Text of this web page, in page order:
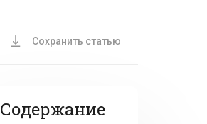
Сохранить статью
Содержание